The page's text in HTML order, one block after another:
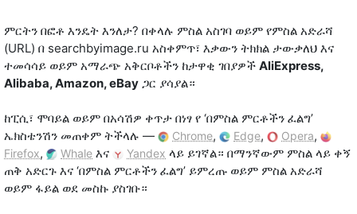
ምርትን በፎቶ እንዴት እንለታ? በቀላሉ ምስል አስገባ ወይም የምስል አድራሻ
(URL) በ searchbyimage.ru አስቀምጥ፣ እቃውን ትክክል ታውቃለህ እና
ተመሳሳይ ወይም አማራጭ አቅርቦቶችን ከታዋቂ ገበያዎች AliExpress,
Alibaba, Amazon, eBay ጋር ያሳያል።
ከፒሲ፣ ሞባይል ወይም በአሳሽዎ ቀጥታ በነፃ የ ‘በምስል ምርቶችን ፈልግ’
ኤክስቴንሽን መጠቀም ትችላሉ —
Chrome, Edge, Opera,
Firefox, Whale እና Yandex ላይ ይገኛል። በማንኛውም ምስል ላይ ቀኝ
ጠቅ አድርጉ እና ‘በምስል ምርቶችን ፈልግ’ ይምረጡ ወይም ምስል አድራሻ
ወይም ፋይል ወደ መስኩ ያስገቡ።